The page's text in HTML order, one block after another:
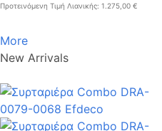
Προτεινόμενη Τιμή Λιανικής: 1.275,00 €
More
New Arrivals